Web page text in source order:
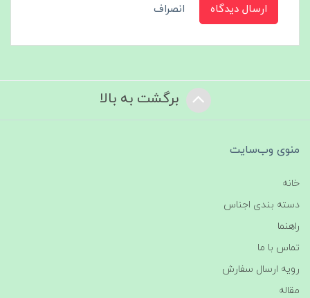
ارسال دیدگاه انصراف
برگشت به بالا
منوی وب‌سایت
خانه
دسته بندی اجناس
راهنما
تماس با ما
رویه ارسال سفارش
مقاله